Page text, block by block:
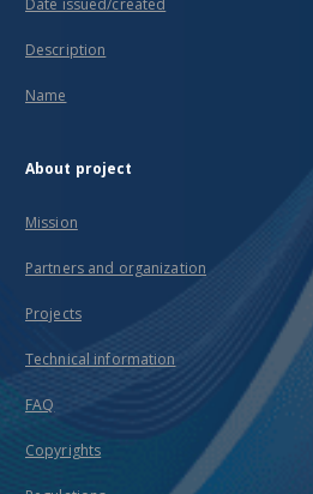
Date issued/created
Description
Name
About project
Mission
Partners and organization
Projects
Technical information
FAQ
Copyrights